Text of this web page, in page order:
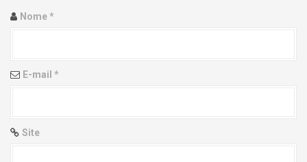
i
n
Nome*
E-mail *
Site